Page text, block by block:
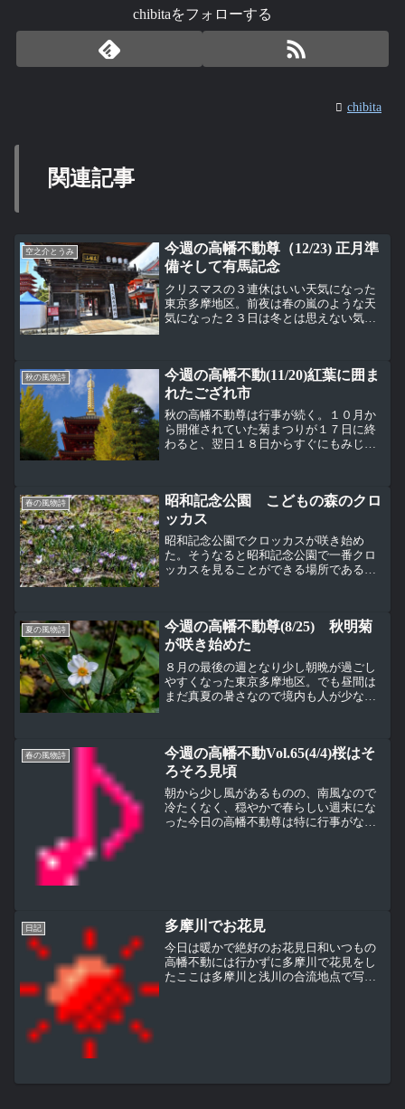
chibitaをフォローする
chibita
関連記事
空之介とうみ
今週の高幡不動尊（12/23) 正月準
備そして有馬記念
クリスマスの３連休はいい天気になった
東京多摩地区。前夜は春の嵐のような天
気になった２３日は冬とは思えない気温
から登れる特設の階段が作...
秋の風物詩
今週の高幡不動(11/20)紅葉に囲ま
れたござれ市
秋の高幡不動尊は行事が続く。１０月か
ら開催されていた菊まつりが１７日に終
わると、翌日１８日からすぐにもみじま
だったが、日曜日は回復し...
春の風物詩
昭和記念公園 こどもの森のクロ
ッカス
昭和記念公園でクロッカスが咲き始め
た。そうなると昭和記念公園で一番クロ
ッカスを見ることができる場所であるこ
撮っていると何度も飛んでき...
夏の風物詩
今週の高幡不動尊(8/25) 秋明菊
が咲き始めた
８月の最後の週となり少し朝晩が過ごし
やすくなった東京多摩地区。でも昼間は
まだ真夏の暑さなので境内も人が少な
りは実。この実からは種が...
春の風物詩
今週の高幡不動Vol.65(4/4)桜はそ
ろそろ見頃
朝から少し風があるものの、南風なので
冷たくなく、穏やかで春らしい週末にな
った今日の高幡不動尊は特に行事がない
日記 多摩川でお花見
今日は暖かで絶好のお花見日和いつもの
高幡不動には行かずに多摩川で花見をし
たここは多摩川と浅川の合流地点で写真